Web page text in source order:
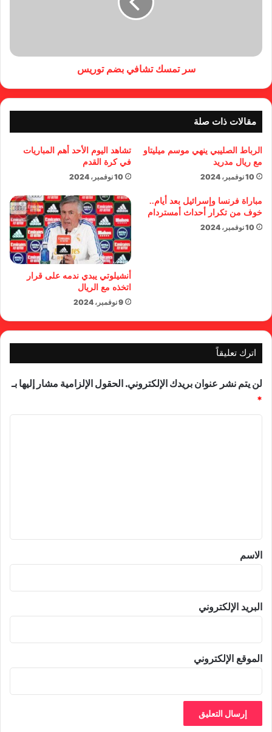
سر تمسك تشافي بضم توريس
مقالات ذات صلة
الرباط الصليبي ينهي موسم ميليتاو
مع ريال مدريد
10 نوفمبر، 2024
تشاهد اليوم الأحد أهم المباريات
في كرة القدم
10 نوفمبر، 2024
مباراة فرنسا وإسرائيل بعد أيام..
خوف من تكرار أحداث أمستردام
10 نوفمبر، 2024
أنشيلوتي يبدي ندمه على قرار
اتخذه مع الريال
9 نوفمبر، 2024
اترك تعليقاً
لن يتم نشر عنوان بريدك الإلكتروني. الحقول الإلزامية مشار إليها بـ
*
*
الاسم
البريد الإلكتروني
الموقع الإلكتروني